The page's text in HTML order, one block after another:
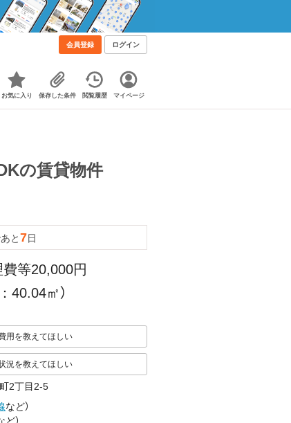
会員登録 ログイン
お気に入り 保存した条件 閲覧履歴 マイページ
の賃貸物件
と7日
費等20,000円
40.04㎡）
用を教えてほしい
況を教えてほしい
2丁目2-5
など）